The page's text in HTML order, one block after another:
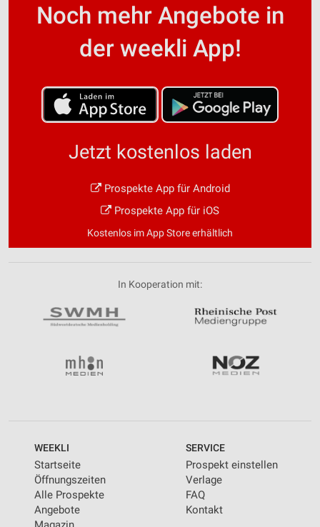
Noch mehr Angebote in
der weekli App!
Jetzt kostenlos laden
Prospekte App für Android
Prospekte App für iOS
Kostenlos im App Store erhältlich
In Kooperation mit:
WEEKLI
Startseite
Öffnungszeiten
Alle Prospekte
Angebote
SERVICE
Prospekt einstellen
Verlage
FAQ
Kontakt